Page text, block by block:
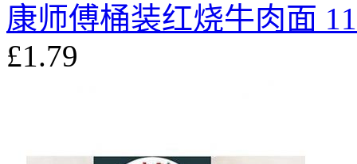
康师傅桶装红烧牛肉面
£1.79